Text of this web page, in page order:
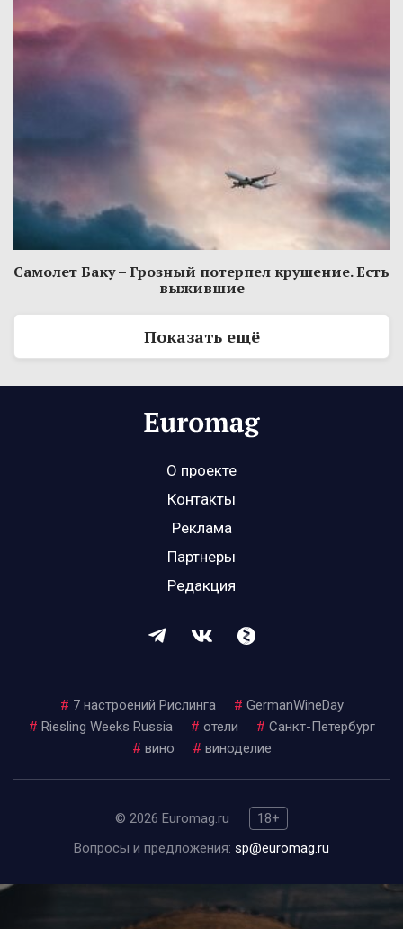
Самолет Баку – Грозный потерпел крушение. Есть
выжившие
Показать ещё
О проекте
Контакты
Реклама
Партнеры
Редакция
# 7 настроений Рислинга # GermanWineDay
# Riesling Weeks Russia # отели # Санкт-Петербург
# вино # виноделие
© 2026 Euromag.ru
18+
Вопросы и предложения: sp@euromag.ru